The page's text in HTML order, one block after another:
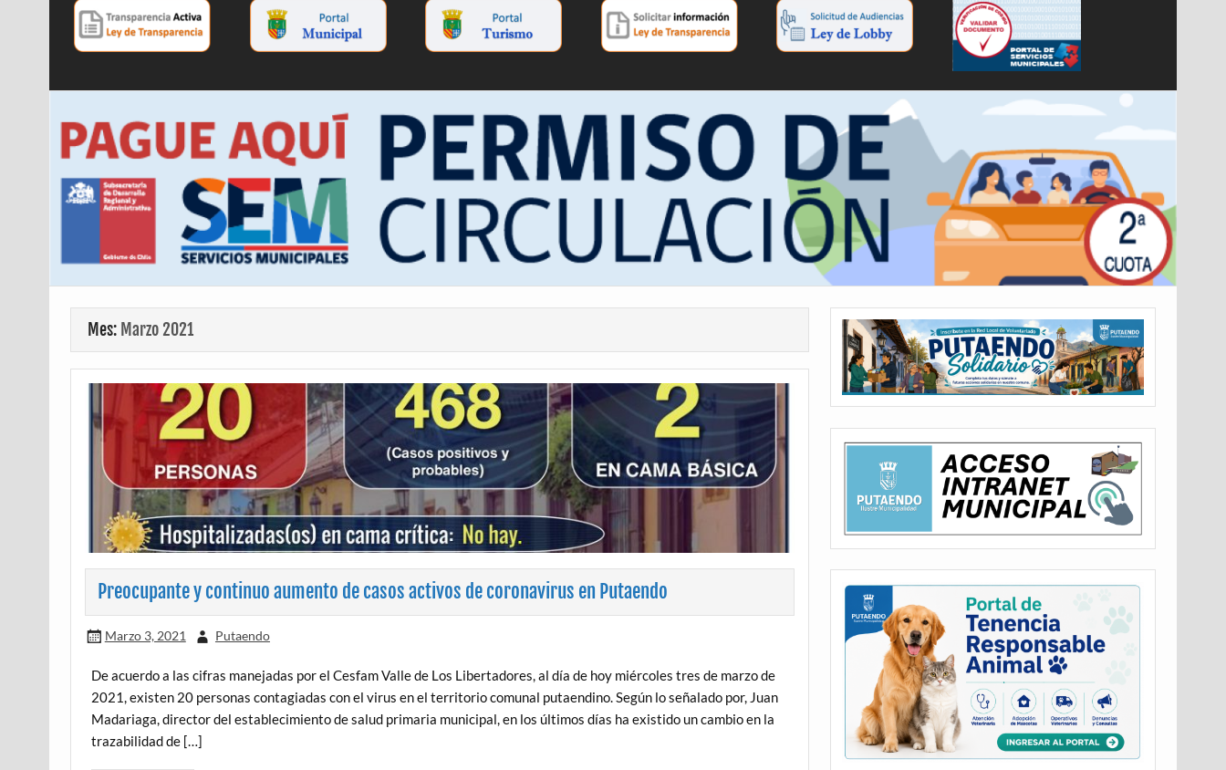
Mes: Marzo 2021
Preocupante y continuo aumento de casos activos de coronavirus en Putaendo
Marzo 3, 2021 Putaendo
De acuerdo a las cifras manejadas por el Cesfam Valle de Los Libertadores, al día de hoy miércoles tres de marzo de
2021, existen 20 personas contagiadas con el virus en el territorio comunal putaendino. Según lo señalado por, Juan
Madariaga, director del establecimiento de salud primaria municipal, en los últimos días ha existido un cambio en la
trazabilidad de […]